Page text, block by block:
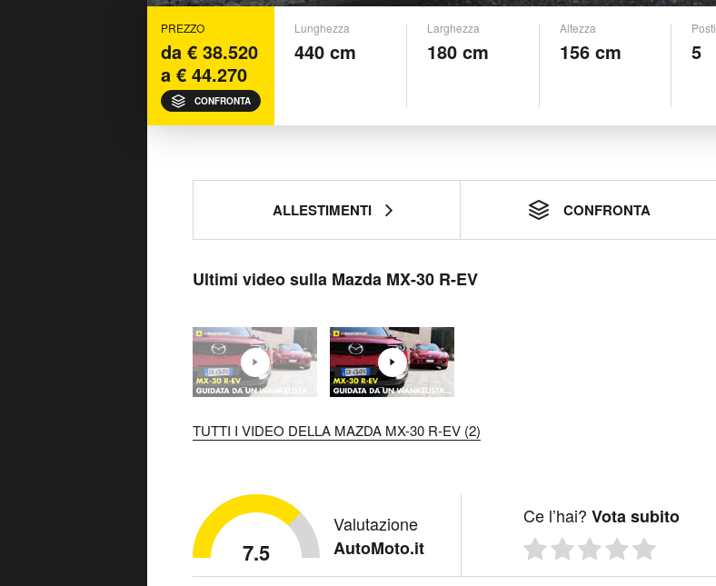
PREZZO
da € 38.520
a € 44.270
CONFRONTA
Lunghezza
440 cm
Larghezza
180 cm
Altezza
156 cm
Posti
5
ALLESTIMENTI CONFRONTA
Ultimi video sulla Mazda MX-30 R-EV
TUTTI I VIDEO DELLA MAZDA MX-30 R-EV (2)
7.5
Valutazione
AutoMoto.it
Ce l’hai? Vota subito